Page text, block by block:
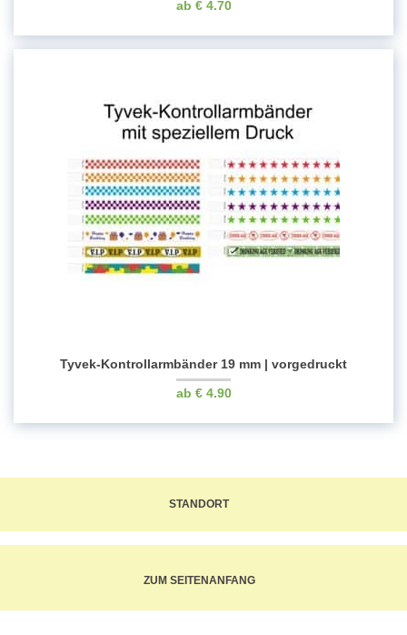
€4.70
Tyvek-Kontrollarmbänder 19 mm | vorgedruckt
€4.90
STANDORT
ZUM SEITENANFANG